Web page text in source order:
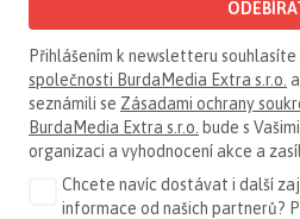
Přihlášením k newsletteru souhlasíte
společnosti BurdaMedia Extra s.r.o.
seznámili se Zásadami ochrany
BurdaMedia Extra s.r.o. bude s
organizaci a vyhodnocení akce a
Chcete navíc dostávat i další
informace od našich partnerů?